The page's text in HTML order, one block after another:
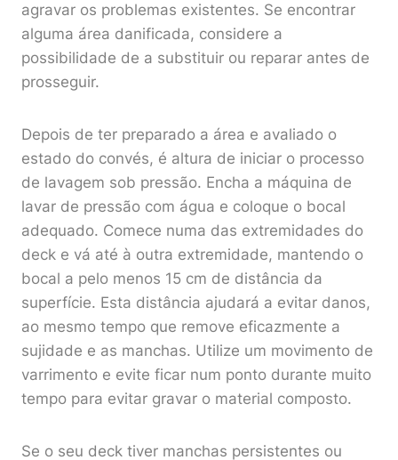
agravar os problemas existentes. Se encontrar
alguma área danificada, considere a
possibilidade de a substituir ou reparar antes de
prosseguir.
Depois de ter preparado a área e avaliado o
estado do convés, é altura de iniciar o processo
de lavagem sob pressão. Encha a máquina de
lavar de pressão com água e coloque o bocal
adequado. Comece numa das extremidades do
deck e vá até à outra extremidade, mantendo o
bocal a pelo menos 15 cm de distância da
superfície. Esta distância ajudará a evitar danos,
ao mesmo tempo que remove eficazmente a
sujidade e as manchas. Utilize um movimento de
varrimento e evite ficar num ponto durante muito
tempo para evitar gravar o material composto.
Se o seu deck tiver manchas persistentes ou